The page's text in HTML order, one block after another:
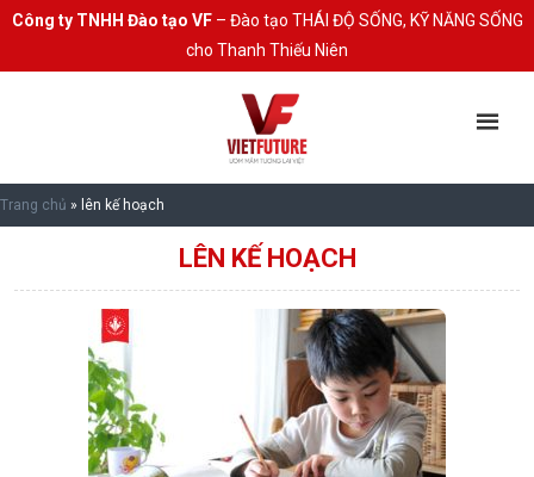
Công ty TNHH Đào tạo VF– Đào tạo THÁI ĐỘ SỐNG, KỸ NĂNG SỐNG
cho Thanh Thiếu Niên
Trang chủ » lên kế hoạch
LÊN KẾ HOẠCH